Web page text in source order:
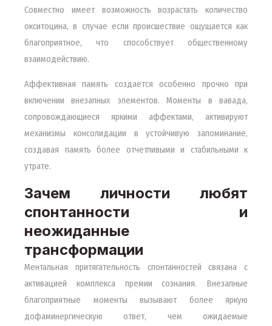
Совместно имеет возможность возрастать количество
окситоцина, в случае если происшествие ощущается как
благоприятное, что способствует общественному
взаимодействию.
Аффективная память создается особенно прочно при
включении внезапных элементов. Моменты в вавада,
сопровождающиеся яркими аффектами, активируют
механизмы консолидации в устойчивую запоминание,
создавая память более отчетливыми и стабильными к
утрате.
Зачем личности любят
спонтанности и
неожиданные
трансформации
Ментальная притягательность спонтанностей связана с
активацией комплекса премии сознания. Внезапные
благоприятные моменты вызывают более яркую
дофаминергическую ответ, чем ожидаемые